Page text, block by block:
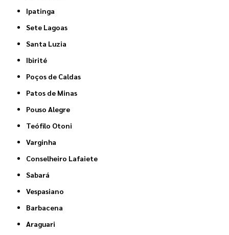
Ipatinga
Sete Lagoas
Santa Luzia
Ibirité
Poços de Caldas
Patos de Minas
Pouso Alegre
Teófilo Otoni
Varginha
Conselheiro Lafaiete
Sabará
Vespasiano
Barbacena
Araguari